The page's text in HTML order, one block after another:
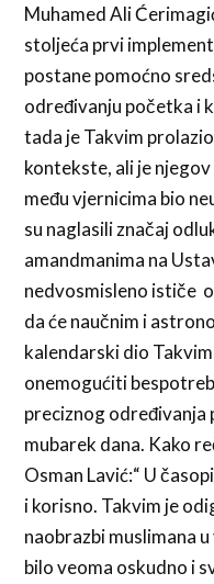
Muhamed Ali
stoljeća prvi
postane pomoćno
određivanju početka i
tada je Takvim
kontekste, ali je
među vjernicima bio
su naglasili značaj
amandmanima na
nedvosmisleno ističe
da će naučnim i
kalendarski dio
onemogućiti
preciznog određivanja
mubarek dana. Kako
Osman Lavić:“ U
i korisno. Takvim je
naobrazbi muslimana
bilo veoma oskudno i